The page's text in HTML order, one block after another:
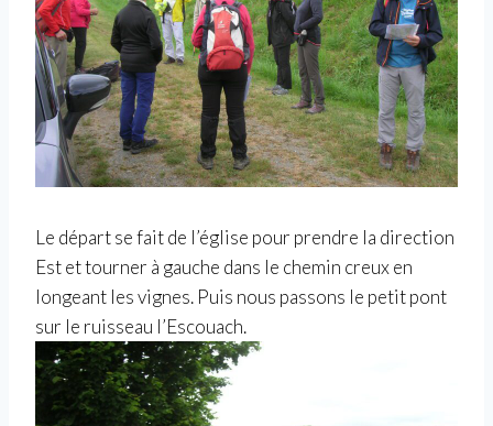
Le départ se fait de l’église pour prendre la direction
Est et tourner à gauche dans le chemin creux en
longeant les vignes. Puis nous passons le petit pont
sur le ruisseau l’Escouach.